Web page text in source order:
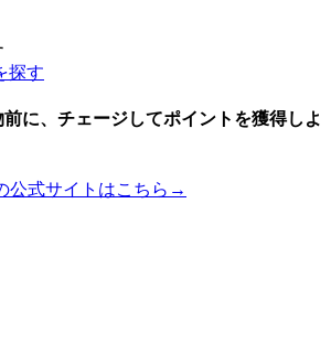
探す
に、チェージしてポイントを獲得しよ
公式サイトはこちら→